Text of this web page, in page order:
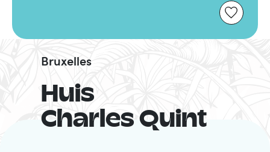
Huis
Charles Quint
Bruxelles